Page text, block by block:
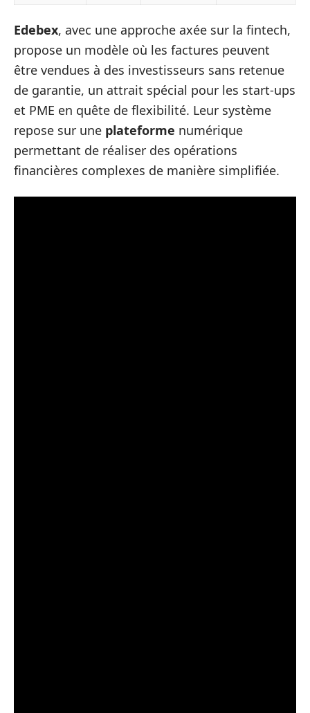
Edebex, avec une approche axée sur la fintech,
propose un modèle où les factures peuvent
être vendues à des investisseurs sans retenue
de garantie, un attrait spécial pour les start-ups
et PME en quête de flexibilité. Leur système
repose sur une plateforme numérique
permettant de réaliser des opérations
financières complexes de manière simplifiée.